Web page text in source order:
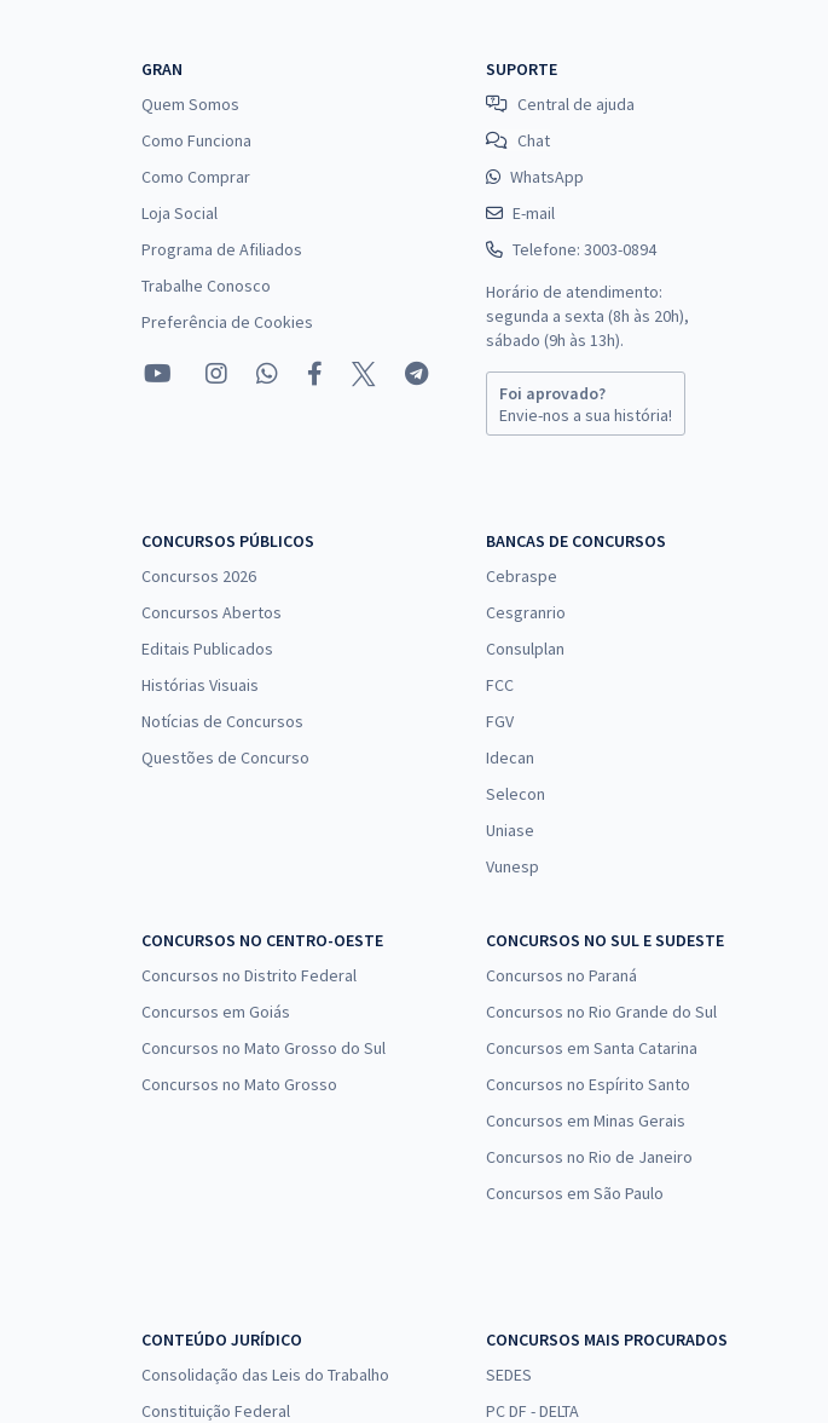
GRAN
Quem Somos
Como Funciona
Como Comprar
Loja Social
Programa de Afiliados
Trabalhe Conosco
Preferência de Cookies
SUPORTE
Central de ajuda
Chat
WhatsApp
E-mail
Telefone: 3003-0894
Horário de atendimento:
segunda a sexta (8h às 20h),
sábado (9h às 13h).
Foi aprovado?
Envie-nos a sua história!
CONCURSOS PÚBLICOS
Concursos 2026
Concursos Abertos
Editais Publicados
Histórias Visuais
Notícias de Concursos
Questões de Concurso
BANCAS DE CONCURSOS
Cebraspe
Cesgranrio
Consulplan
FCC
FGV
Idecan
Selecon
Uniase
Vunesp
CONCURSOS NO CENTRO-OESTE
Concursos no Distrito Federal
Concursos em Goiás
Concursos no Mato Grosso do Sul
Concursos no Mato Grosso
CONCURSOS NO SUL E SUDESTE
Concursos no Paraná
Concursos no Rio Grande do Sul
Concursos em Santa Catarina
Concursos no Espírito Santo
Concursos em Minas Gerais
Concursos no Rio de Janeiro
Concursos em São Paulo
CONTEÚDO JURÍDICO
Consolidação das Leis do Trabalho
Constituição Federal
CONCURSOS MAIS PROCURADOS
SEDES
PC DF - DELTA